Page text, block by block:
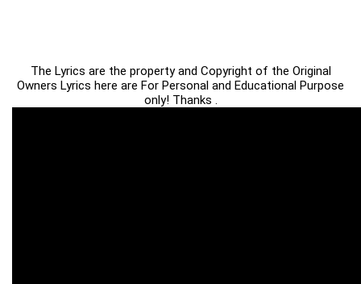
The Lyrics are the property and Copyright of the Original
Owners Lyrics here are For Personal and Educational Purpose
only! Thanks .